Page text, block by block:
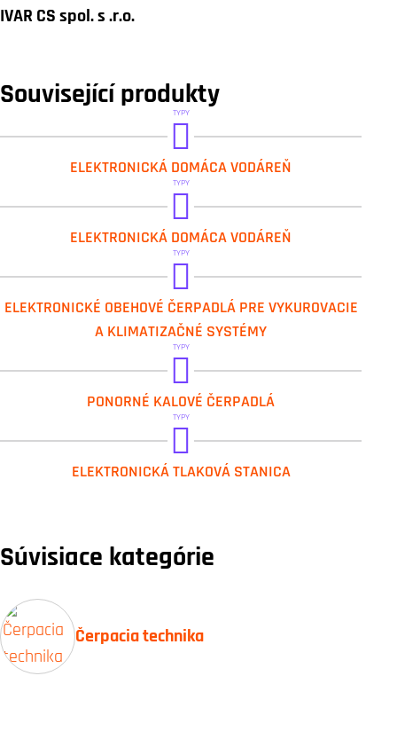
IVAR CS spol. s .r.o.
Související produkty
TYPY
DAB.ESYBOX KIWA
ELEKTRONICKÁ DOMÁCA VODÁREŇ
TYPY
DAB.ESYBOX MINI 3 KIWA
ELEKTRONICKÁ DOMÁCA VODÁREŇ
TYPY
ELEKTRONICKÉ OBEHOVÉ ČERPADLÁ PRE VYKUROVACIE
A KLIMATIZAČNÉ SYSTÉMY
TYPY
PONORNÉ KALOVÉ ČERPADLÁ
TYPY
ELEKTRONICKÁ TLAKOVÁ STANICA
Súvisiace kategórie
Čerpacia technika